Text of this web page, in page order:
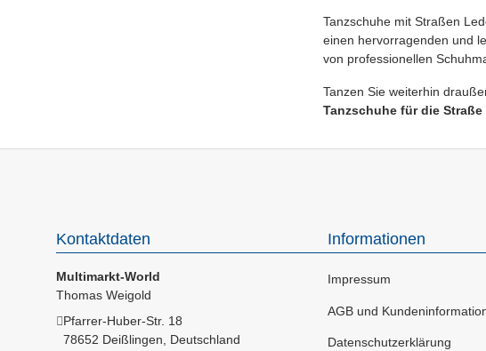
Tanzschuhe mit Straßen
einen hervorragenden und
von professionellen
Tanzen Sie weiterhin
Tanzschuhe für die Straße
Kontaktdaten
Multimarkt-World
Thomas Weigold
Pfarrer-Huber-Str. 18
78652 Deißlingen, Deutschland
Informationen
Impressum
AGB und
Datenschutzerklärung